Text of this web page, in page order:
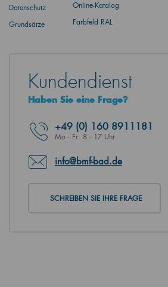
Datenschutz
Grundsätze
Online-Katalog
Farbfeld RAL
Kundendienst
Haben Sie eine Frage?
+49 (0) 160 8911181
Mo - Fr: 8 - 17 Uhr
info@bmf-bad.de
SCHREIBEN SIE IHRE FRAGE